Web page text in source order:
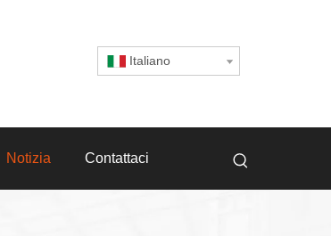
Italiano
Notizia Contattaci